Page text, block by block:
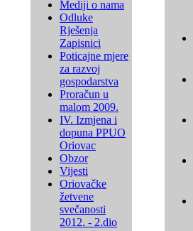
Mediji o nama
Odluke
Rješenja
Zapisnici
Poticajne mjere
za razvoj
gospodarstva
Proračun u
malom 2009.
IV. Izmjena i
dopuna PPUO
Oriovac
Obzor
Vijesti
Oriovačke
žetvene
svečanosti
2012. - 2.dio